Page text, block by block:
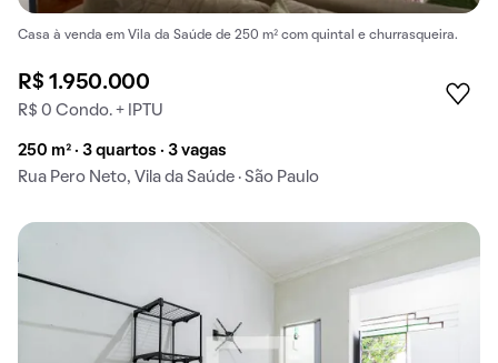
Casa à venda em Vila da Saúde de 250 m² com quintal e churrasqueira.
R$ 1.950.000
R$ 0 Condo. + IPTU
250 m² · 3 quartos · 3 vagas
Rua Pero Neto, Vila da Saúde · São Paulo